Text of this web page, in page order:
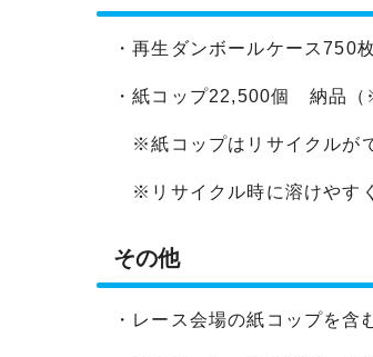
・再生ダンボールケース750
・紙コップ22,500個 納品（
※紙コップはリサイクルが
※リサイクル時に溶けやす
その他
・レース会場の紙コップを